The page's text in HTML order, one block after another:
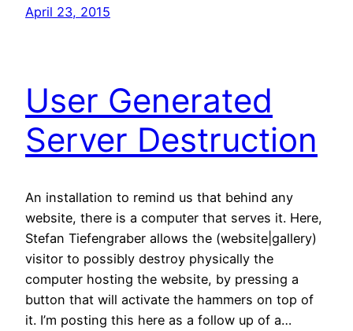
April 23, 2015
User Generated
Server Destruction
An installation to remind us that behind any
website, there is a computer that serves it. Here,
Stefan Tiefengraber allows the (website|gallery)
visitor to possibly destroy physically the
computer hosting the website, by pressing a
button that will activate the hammers on top of
it. I’m posting this here as a follow up of a…